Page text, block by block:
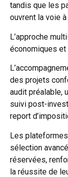
tandis que les
ouvrent la voie
L’approche
économiques
des projets
audit préalable,
suivi post-
report
Les
sélection
réservées,
la réussite de